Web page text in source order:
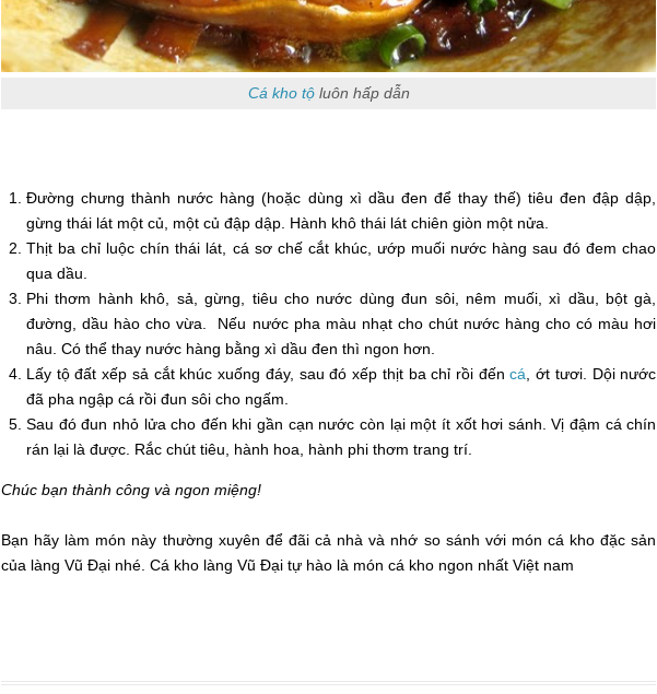
Cá kho tộluôn hấp dẫn
Đường chưng thành nước hàng (hoặc dùng xì dầu đen để thay thế) tiêu đen đập dập,
gừng thái lát một củ, một củ đập dập. Hành khô thái lát chiên giòn một nửa.
Thịt ba chỉ luộc chín thái lát, cá sơ chế cắt khúc, ướp muối nước hàng sau đó đem chao
qua dầu.
Phi thơm hành khô, sả, gừng, tiêu cho nước dùng đun sôi, nêm muối, xì dầu, bột gà,
đường, dầu hào cho vừa. Nếu nước pha màu nhạt cho chút nước hàng cho có màu hơi
nâu. Có thể thay nước hàng bằng xì dầu đen thì ngon hơn.
Lấy tộ đất xếp sả cắt khúc xuống đáy, sau đó xếp thịt ba chỉ rồi đếncá , ớt tươi. Dội nước
đã pha ngập cá rồi đun sôi cho ngấm.
Sau đó đun nhỏ lửa cho đến khi gần cạn nước còn lại một ít xốt hơi sánh. Vị đậm cá chín
rán lại là được. Rắc chút tiêu, hành hoa, hành phi thơm trang trí.
Chúc bạn thành công và ngon miệng!
Bạn hãy làm món này thường xuyên để đãi cả nhà và nhớ so sánh với món cá kho đặc sản
của làng Vũ Đại nhé. Cá kho làng Vũ Đại tự hào là món cá kho ngon nhất Việt nam